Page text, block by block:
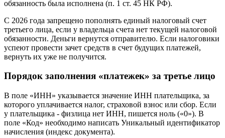
обязанность была исполнена (п. 1 ст. 45 НК РФ).
С 2026 года запрещено пополнять единый налоговый счет
третьего лица, если у владельца счета нет текущей налоговой
обязанности. Деньги вернутся отправителю. Если налоговики
успеют провести зачет средств в счет будущих платежей,
вернуть их уже не получится.
Порядок заполнения «платежек» за третье лицо
В поле «ИНН» указывается значение ИНН плательщика, за
которого уплачивается налог, страховой взнос или сбор. Если
у плательщика - физлица нет ИНН, пишется ноль («0»). В
поле «Код» необходимо написать Уникальный идентификатор
начисления (индекс документа).